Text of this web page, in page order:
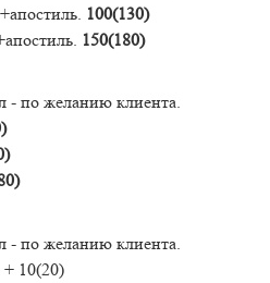
100(130)
150(180)
- по желанию клиента.
- по желанию клиента.
10(20)